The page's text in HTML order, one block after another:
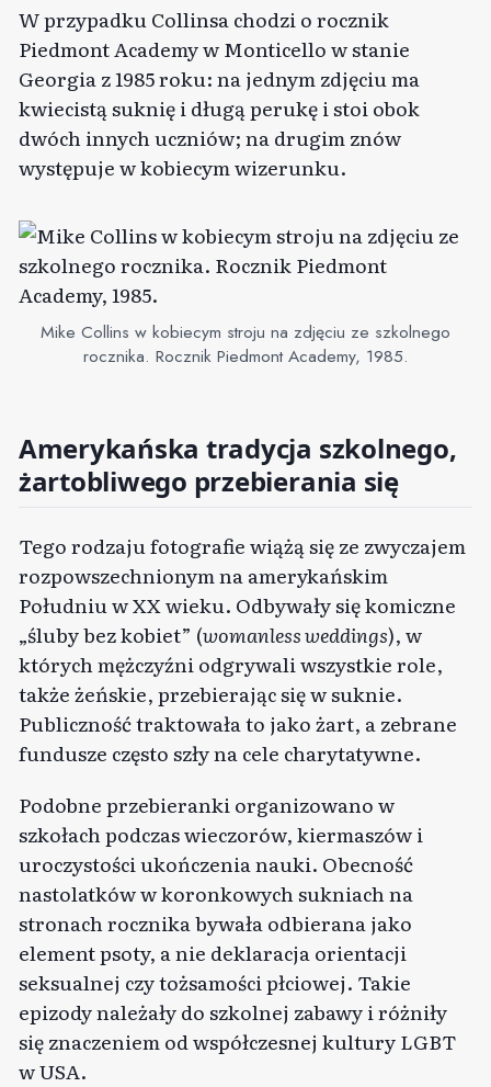
W przypadku Collinsa chodzi o rocznik
Piedmont Academy w Monticello w stanie
Georgia z 1985 roku: na jednym zdjęciu ma
kwiecistą suknię i długą perukę i stoi obok
dwóch innych uczniów; na drugim znów
występuje w kobiecym wizerunku.
Mike Collins w kobiecym stroju na zdjęciu ze szkolnego
rocznika. Rocznik Piedmont Academy, 1985.
Amerykańska tradycja szkolnego,
żartobliwego przebierania się
Tego rodzaju fotografie wiążą się ze zwyczajem
rozpowszechnionym na amerykańskim
Południu w XX wieku. Odbywały się komiczne
„śluby bez kobiet” (womanless weddings), w
których mężczyźni odgrywali wszystkie role,
także żeńskie, przebierając się w suknie.
Publiczność traktowała to jako żart, a zebrane
fundusze często szły na cele charytatywne.
Podobne przebieranki organizowano w
szkołach podczas wieczorów, kiermaszów i
uroczystości ukończenia nauki. Obecność
nastolatków w koronkowych sukniach na
stronach rocznika bywała odbierana jako
element psoty, a nie deklaracja orientacji
seksualnej czy tożsamości płciowej. Takie
epizody należały do szkolnej zabawy i różniły
się znaczeniem od współczesnej kultury LGBT
w USA.